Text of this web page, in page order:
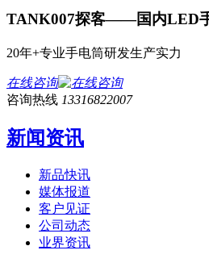
TANK007探客——国内LED
20年+专业手电筒研发生产实力
在线咨询
咨询热线 13316822007
新闻资讯
新品快讯
媒体报道
客户见证
公司动态
业界资讯